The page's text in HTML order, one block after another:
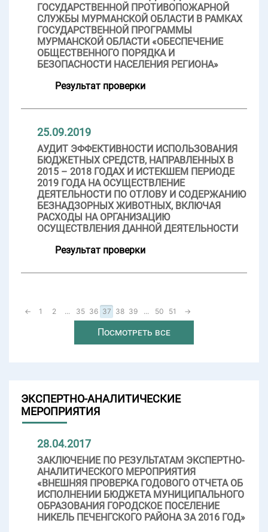
ГОСУДАРСТВЕННОЙ ПРОТИВОПОЖАРНОЙ
СЛУЖБЫ МУРМАНСКОЙ ОБЛАСТИ В РАМКАХ
ГОСУДАРСТВЕННОЙ ПРОГРАММЫ
МУРМАНСКОЙ ОБЛАСТИ «ОБЕСПЕЧЕНИЕ
ОБЩЕСТВЕННОГО ПОРЯДКА И
БЕЗОПАСНОСТИ НАСЕЛЕНИЯ РЕГИОНА»
Результат проверки
25.09.2019
АУДИТ ЭФФЕКТИВНОСТИ ИСПОЛЬЗОВАНИЯ
БЮДЖЕТНЫХ СРЕДСТВ, НАПРАВЛЕННЫХ В
2015 – 2018 ГОДАХ И ИСТЕКШЕМ ПЕРИОДЕ
2019 ГОДА НА ОСУЩЕСТВЛЕНИЕ
ДЕЯТЕЛЬНОСТИ ПО ОТЛОВУ И СОДЕРЖАНИЮ
БЕЗНАДЗОРНЫХ ЖИВОТНЫХ, ВКЛЮЧАЯ
РАСХОДЫ НА ОРГАНИЗАЦИЮ
ОСУЩЕСТВЛЕНИЯ ДАННОЙ ДЕЯТЕЛЬНОСТИ
Результат проверки
← 1 2 ... 35 36 37 38 39 ... 50 51 →
Посмотреть все
ЭКСПЕРТНО-АНАЛИТИЧЕСКИЕ
МЕРОПРИЯТИЯ
28.04.2017
ЗАКЛЮЧЕНИЕ ПО РЕЗУЛЬТАТАМ ЭКСПЕРТНО-
АНАЛИТИЧЕСКОГО МЕРОПРИЯТИЯ
«ВНЕШНЯЯ ПРОВЕРКА ГОДОВОГО ОТЧЕТА ОБ
ИСПОЛНЕНИИ БЮДЖЕТА МУНИЦИПАЛЬНОГО
ОБРАЗОВАНИЯ ГОРОДСКОЕ ПОСЕЛЕНИЕ
НИКЕЛЬ ПЕЧЕНГСКОГО РАЙОНА ЗА 2016 ГОД»